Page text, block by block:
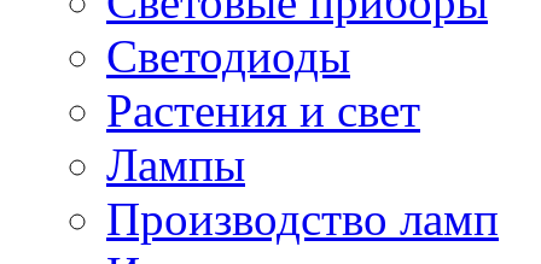
Светодиоды
Растения и свет
Лампы
Производство ламп